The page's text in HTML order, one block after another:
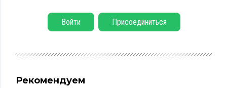
Войти Присоединиться
Рекомендуем